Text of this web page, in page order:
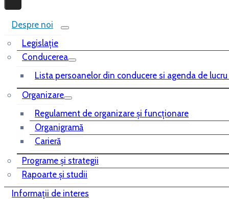
Despre noi
Legislaţie
Conducerea
Lista persoanelor din conducere si agenda de
Organizare
Regulament de organizare și funcționare
Organigramă
Carieră
Programe și strategii
Rapoarte și studii
Informații de interes